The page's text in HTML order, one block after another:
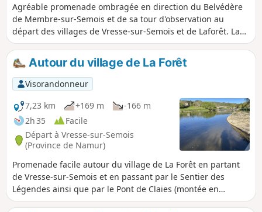
Agréable promenade ombragée en direction du Belvédère
de Membre-sur-Semois et de sa tour d'observation au
départ des villages de Vresse-sur-Semois et de Laforêt. La
première partie du circuit suit le cours de la Semois, pour
absorber ensuite la quasi totalité du dénivelé et atteindre le
point de vue. La suite du circuit est plus tranquille et
serpente dans le Bois de Rabumont sur le plateau séparant
les deux villages.
Autour du village de La Forêt
Visorandonneur
7,23 km
+169 m
-166 m
2h 35
Facile
Départ à Vresse-sur-Semois
(Province de Namur)
Promenade facile autour du village de La Forêt en partant
de Vresse-sur-Semois et en passant par le Sentier des
Légendes ainsi que par le Pont de Claies (montée en
période estivale, sinon itinéraire bis sur le retour).